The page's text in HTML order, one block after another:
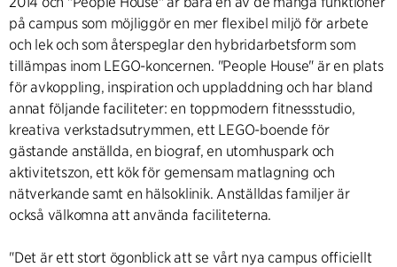
på campus som möjliggör en mer flexibel miljö för arbete
och lek och som återspeglar den hybridarbetsform som
tillämpas inom LEGO-koncernen. "People House" är en plats
för avkoppling, inspiration och uppladdning och har bland
annat följande faciliteter: en toppmodern fitnessstudio,
kreativa verkstadsutrymmen, ett LEGO-boende för
gästande anställda, en biograf, en utomhuspark och
aktivitetszon, ett kök för gemensam matlagning och
nätverkande samt en hälsoklinik. Anställdas familjer är
också välkomna att använda faciliteterna.
"Det är ett stort ögonblick att se vårt nya campus officiellt